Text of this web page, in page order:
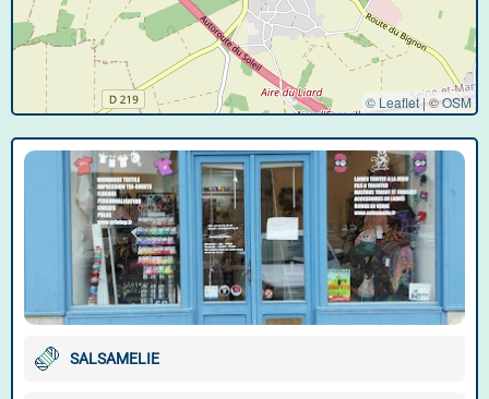
© Leaflet|©OSM
SALSAMELIE